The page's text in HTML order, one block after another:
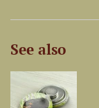
See also